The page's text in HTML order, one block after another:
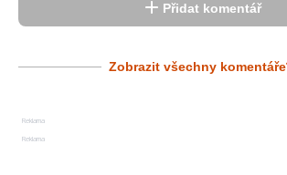
Přidat komentář
Zobrazit všechny komentáře
Reklama
Reklama